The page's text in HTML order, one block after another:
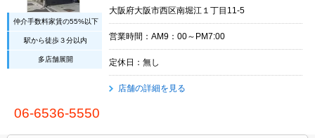
仲介手数料家賃の55%以下
駅から徒歩３分以内
多店舗展開
大阪府大阪市西区南堀江１丁目11-5
営業時間：AM9：00～PM7:00
定休日：無し
店舗の詳細を見る
06-6536-5550